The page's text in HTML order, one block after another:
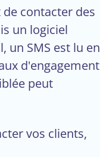
de contacter des
un logiciel
un SMS est lu en
d'engagement
peut
vos clients,